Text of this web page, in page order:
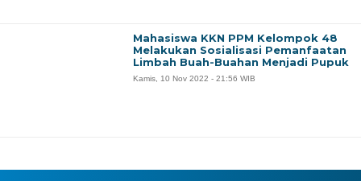
Mahasiswa KKN PPM Kelompok 48
Melakukan Sosialisasi Pemanfaatan
Limbah Buah-Buahan Menjadi Pupuk
Kamis, 10 Nov 2022 - 21:56 WIB